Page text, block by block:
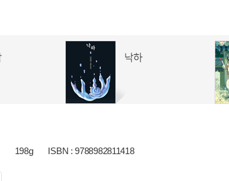
198g ISBN : 9788982811418